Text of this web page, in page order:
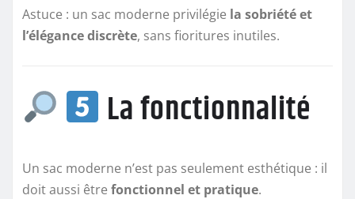
Astuce : un sac moderne privilégie la sobriété et
l’élégance discrète, sans fioritures inutiles.
La fonctionnalité
Un sac moderne n’est pas seulement esthétique : il
doit aussi être fonctionnel et pratique.